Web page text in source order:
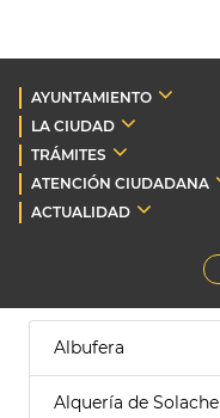
AYUNTAMIENTO
LA CIUDAD
TRÁMITES
ATENCIÓN CIUDADANA
ACTUALIDAD
Albufera
Alquería de Solache